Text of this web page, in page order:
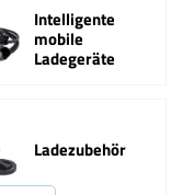
Intelligente
mobile
Ladegeräte
Ladezubehör